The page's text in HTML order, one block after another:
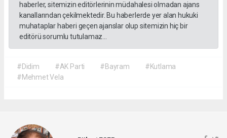
haberler, sitemizin editörlerinin müdahalesi olmadan ajans
kanallarından çekilmektedir. Bu haberlerde yer alan hukuki
muhataplar haberi geçen ajanslar olup sitemizin hiç bir
editörü sorumlu tutulamaz...
#Didim #AK Parti #Bayram
#Kutlama
#Mehmet Vela